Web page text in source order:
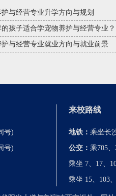
护与经营专业升学方向与规划
孩子适合学宠物养护与经营专业？
护与经营专业就业方向与就业前景
号)
号)
来校路线
地铁： 乘坐长
公交： 乘705
乘坐 7、17、
乘坐 15、103